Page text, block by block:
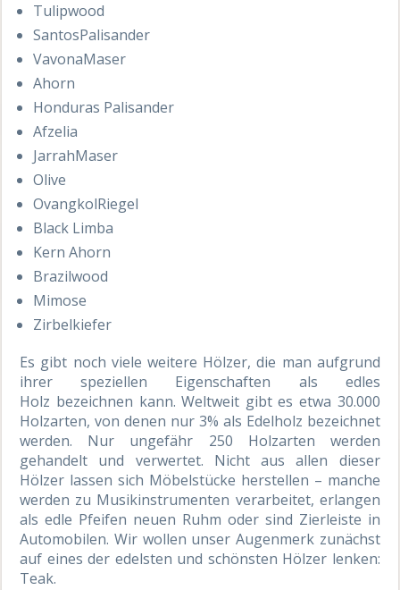
Tulipwood
SantosPalisander
VavonaMaser
Ahorn
Honduras Palisander
Afzelia
JarrahMaser
Olive
OvangkolRiegel
Black Limba
Kern Ahorn
Brazilwood
Mimose
Zirbelkiefer
Es gibt noch viele weitere Hölzer, die man aufgrund
ihrer speziellen Eigenschaften als edles
Holz bezeichnen kann. Weltweit gibt es etwa 30.000
Holzarten, von denen nur 3% als Edelholz bezeichnet
werden. Nur ungefähr 250 Holzarten werden
gehandelt und verwertet. Nicht aus allen dieser
Hölzer lassen sich Möbelstücke herstellen – manche
werden zu Musikinstrumenten verarbeitet, erlangen
als edle Pfeifen neuen Ruhm oder sind Zierleiste in
Automobilen. Wir wollen unser Augenmerk zunächst
auf eines der edelsten und schönsten Hölzer lenken:
Teak.